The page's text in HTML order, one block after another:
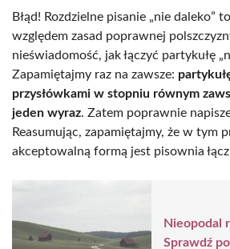
Błąd! Rozdzielne pisanie „nie daleko”
względem zasad poprawnej
nieświadomość, jak łączyć partykułę
Zapamiętajmy raz na zawsze:
przysłówkami w stopniu równym
jeden wyraz. Zatem poprawnie
Reasumując, zapamiętajmy, że w tym
akceptowalną formą jest pisownia
Nieopodal
Sprawdź